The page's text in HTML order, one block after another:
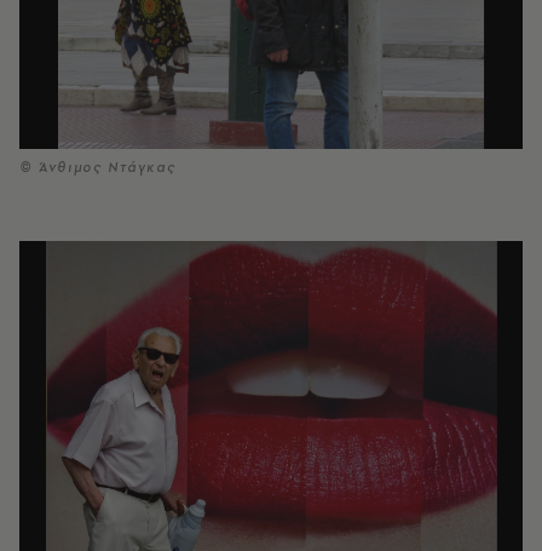
© Άνθιμος Ντάγκας